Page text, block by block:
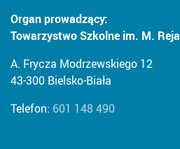
Organ prowadzący:
Towarzystwo Szkolne im. M. Reja
A. Frycza Modrzewskiego 12
43-300 Bielsko-Biała
Telefon: 601 148 490